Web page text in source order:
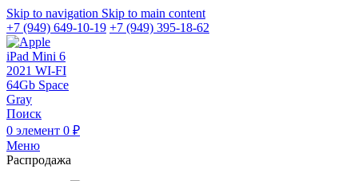
Skip to navigation Skip to main content
+7 (949) 649-10-19 +7 (949) 395-18-62
Поиск
0 элемент 0 ₽
Меню
Распродажа